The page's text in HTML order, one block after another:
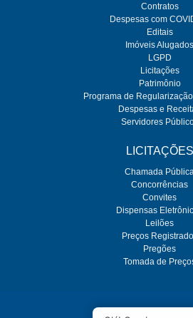
Contratos
Despesas com
Editais
Imóveis Alugados
LGPD
Licitações
Patrimônio
Programa de
Despesas e
Servidores
LICITAÇÕES
Chamada
Concorrências
Convites
Dispensas
Leilões
Preços
Pregões
Tomada de
O SEMAE é regulado pela